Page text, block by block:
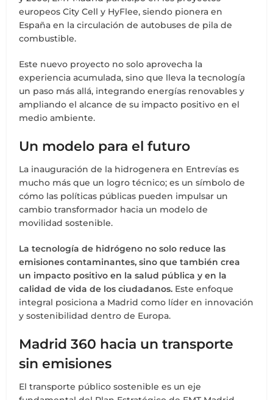
europeos City Cell y HyFlee, siendo pionera en
España en la circulación de autobuses de pila de
combustible.
Este nuevo proyecto no solo aprovecha la
experiencia acumulada, sino que lleva la tecnología
un paso más allá, integrando energías renovables y
ampliando el alcance de su impacto positivo en el
medio ambiente.
Un modelo para el futuro
La inauguración de la hidrogenera en Entrevías es
mucho más que un logro técnico; es un símbolo de
cómo las políticas públicas pueden impulsar un
cambio transformador hacia un modelo de
movilidad sostenible.
La tecnología de hidrógeno no solo reduce las
emisiones contaminantes, sino que también crea
un impacto positivo en la salud pública y en la
calidad de vida de los ciudadanos. Este enfoque
integral posiciona a Madrid como líder en innovación
y sostenibilidad dentro de Europa.
Madrid 360 hacia un transporte
sin emisiones
El transporte público sostenible es un eje